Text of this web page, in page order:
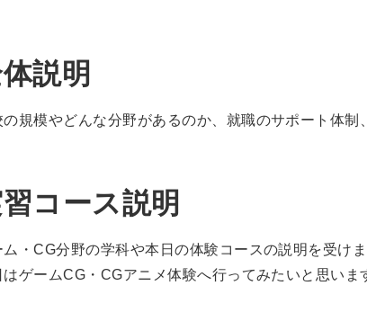
説明
の規模やどんな分野があるのか、就職のサポート体制
コース説明
ム・CG分野の学科や本日の体験コースの説明を受け
はゲームCG・CGアニメ体験へ行ってみたいと思いま